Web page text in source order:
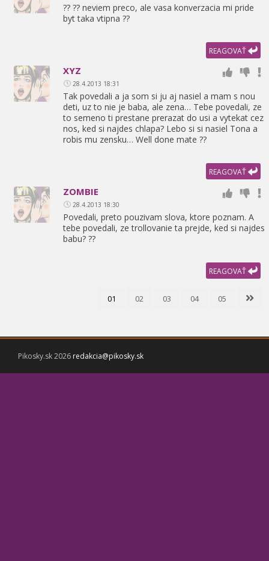
?? ?? neviem preco, ale vasa konverzacia mi pride
byt taka vtipna ??
REAGOVAŤ
XYZ
28.4.2013 18:31
Tak povedali a ja som si ju aj nasiel a mam s nou
deti, uz to nie je baba, ale zena… Tebe povedali, ze
to semeno ti prestane prerazat do usi a vytekat cez
nos, ked si najdes chlapa? Lebo si si nasiel Tona a
robis mu zensku… Well done mate ??
REAGOVAŤ
ZOMBIE
28.4.2013 18:30
Povedali, preto pouzivam slova, ktore poznam. A
tebe povedali, ze trollovanie ta prejde, ked si najdes
babu? ??
REAGOVAŤ
01 02 03 04 05
Pikosky.sk 2026 redakcia@pikosky.sk